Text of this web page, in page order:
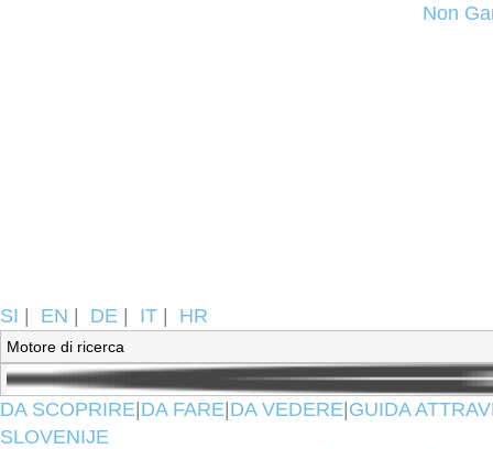
Non
SI EN DE IT HR
DA SCOPRIRE DA FARE DA VEDERE GUIDA
SLOVENIJE